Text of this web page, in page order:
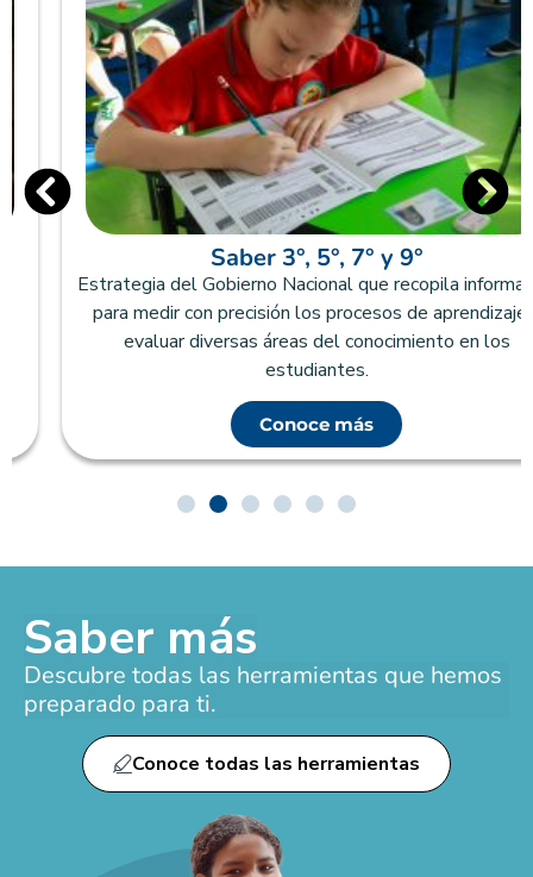
Saber 3°, 5°, 7° y 9°
Estrategia del Gobierno Nacional que recopila información
para medir con precisión los procesos de aprendizaje y
evaluar diversas áreas del conocimiento en los
estudiantes.
Conoce más
Saber más
Descubre todas las herramientas que hemos
preparado para ti.
Conoce todas las herramientas